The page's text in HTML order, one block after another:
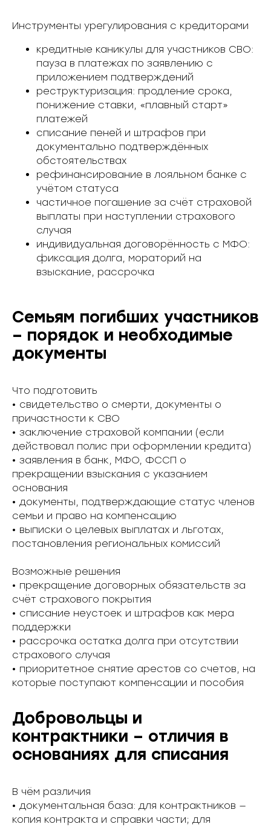
Инструменты урегулирования с кредиторами
кредитные каникулы для участников СВО:
пауза в платежах по заявлению с
приложением подтверждений
реструктуризация: продление срока,
понижение ставки, «плавный старт»
платежей
списание пеней и штрафов при
документально подтверждённых
обстоятельствах
рефинансирование в лояльном банке с
учётом статуса
частичное погашение за счёт страховой
выплаты при наступлении страхового
случая
индивидуальная договорённость с МФО:
фиксация долга, мораторий на
взыскание, рассрочка
Семьям погибших участников
– порядок и необходимые
документы
Что подготовить
• свидетельство о смерти, документы о
причастности к СВО
• заключение страховой компании (если
действовал полис при оформлении кредита)
• заявления в банк, МФО, ФССП о
прекращении взыскания с указанием
основания
• документы, подтверждающие статус членов
семьи и право на компенсацию
• выписки о целевых выплатах и льготах,
постановления региональных комиссий
Возможные решения
• прекращение договорных обязательств за
счёт страхового покрытия
• списание неустоек и штрафов как мера
поддержки
• рассрочка остатка долга при отсутствии
страхового случая
• приоритетное снятие арестов со счетов, на
которые поступают компенсации и пособия
Добровольцы и
контрактники – отличия в
основаниях для списания
В чём различия
• документальная база: для контрактников —
копия контракта и справки части; для